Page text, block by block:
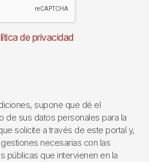
de privacidad
supone que dé el
de sus datos personales para la
solicite a través de este portal y,
necesarias con las
públicas que intervienen en la